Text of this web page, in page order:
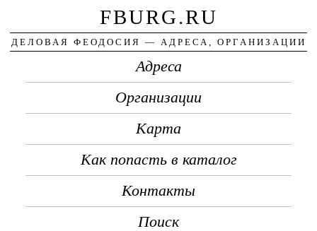
FBURG.RU
ДЕЛОВАЯ ФЕОДОСИЯ — АДРЕСА, ОРГАНИЗАЦИИ
Адреса
Организации
Карта
Как попасть в каталог
Контакты
Поиск